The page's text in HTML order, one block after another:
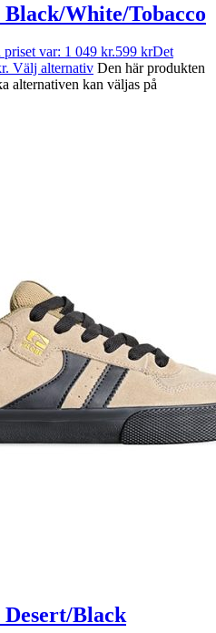
White/Tobacco
var: 1 049 kr.599 krDet
Välj alternativ Den här produkten
alternativen kan väljas på
Desert/Black